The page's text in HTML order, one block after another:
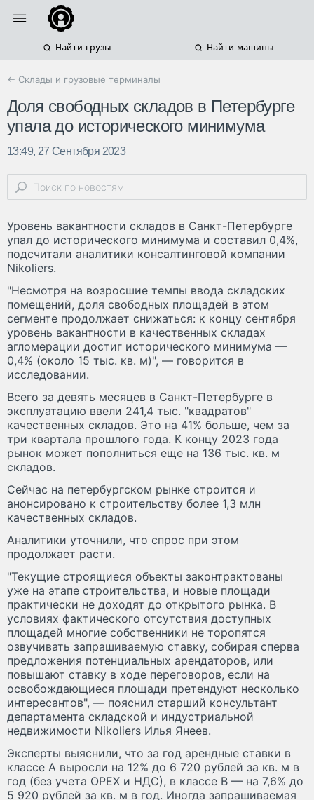
Найти грузы Найти машины
← Склады и грузовые терминалы
Доля свободных складов в Петербурге
упала до исторического минимума
13:49, 27 Сентября 2023
Уровень вакантности складов в Санкт-Петербурге
упал до исторического минимума и составил 0,4%,
подсчитали аналитики консалтинговой компании
Nikoliers.
"Несмотря на возросшие темпы ввода складских
помещений, доля свободных площадей в этом
сегменте продолжает снижаться: к концу сентября
уровень вакантности в качественных складах
агломерации достиг исторического минимума —
0,4% (около 15 тыс. кв. м)", — говорится в
исследовании.
Всего за девять месяцев в Санкт-Петербурге в
эксплуатацию ввели 241,4 тыс. "квадратов"
качественных складов. Это на 41% больше, чем за
три квартала прошлого года. К концу 2023 года
рынок может пополниться еще на 136 тыс. кв. м
складов.
Сейчас на петербургском рынке строится и
анонсировано к строительству более 1,3 млн
качественных складов.
Аналитики уточнили, что спрос при этом
продолжает расти.
"Текущие строящиеся объекты законтрактованы
уже на этапе строительства, и новые площади
практически не доходят до открытого рынка. В
условиях фактического отсутствия доступных
площадей многие собственники не торопятся
озвучивать запрашиваемую ставку, собирая сперва
предложения потенциальных арендаторов, или
повышают ставку в ходе переговоров, если на
освобождающиеся площади претендуют несколько
интересантов", — пояснил старший консультант
департамента складской и индустриальной
недвижимости Nikoliers Илья Янеев.
Эксперты выяснили, что за год арендные ставки в
классе А выросли на 12% до 6 720 рублей за кв. м в
год (без учета OPEX и НДС), в классе В — на 7,6% до
5 920 рублей за кв. м в год. Иногда запрашиваемая